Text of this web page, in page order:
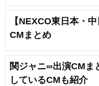
【NEXCO東日本・
CMまとめ
関ジャニ∞出演CMま
しているCMも紹介